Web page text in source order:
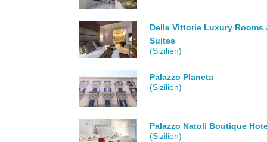
Delle Vittorie Luxury Rooms
Suites
(Sizilien)
Palazzo Planeta
(Sizilien)
Palazzo Natoli Boutique
(Sizilien)